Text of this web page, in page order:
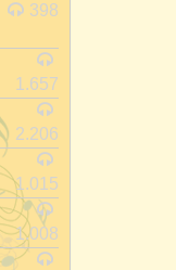
398
1.657
2.206
1.015
1.008